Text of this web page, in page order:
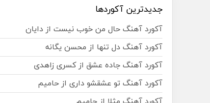
جدیدترین آکوردها
آکورد آهنگ حال من خوب نیست از دایان
آکورد آهنگ دل تنها از محسن یگانه
آکورد آهنگ جاده عشق از کسری زاهدی
آکورد آهنگ تو عشقشو داری از حامیم